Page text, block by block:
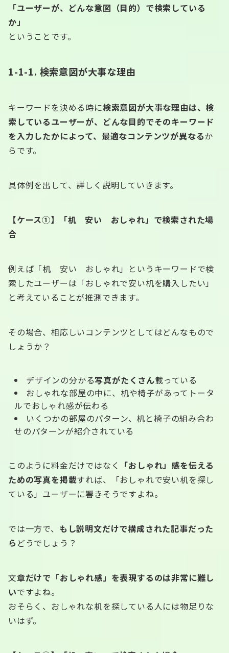
「ユーザーが、どんな意図（目的）で検索している
か」
ということです。
1-1-1. 検索意図が大事な理由
キーワードを決める時に検索意図が大事な理由は、検
索しているユーザーが、どんな目的でそのキーワード
を入力したかによって、最適なコンテンツが異なるか
らです。
具体例を出して、詳しく説明していきます。
【ケース①】「机 安い おしゃれ」で検索された場
合
例えば「机 安い おしゃれ」というキーワードで検
索したユーザーは「おしゃれで安い机を購入したい」
と考えていることが推測できます。
その場合、相応しいコンテンツとしてはどんなもので
しょうか？
デザインの分かる写真がたくさん載っている
おしゃれな部屋の中に、机や椅子があってトータ
ルでおしゃれ感が伝わる
いくつかの部屋のパターン、机と椅子の組み合わ
せのパターンが紹介されている
このように料金だけではなく
「おしゃれ」感を伝える
ための写真を掲載すれば、「おしゃれで安い机を探し
ている」ユーザーに響きそうですよね。
では一方で、 もし説明文だけで構成された記事だった
ら どうでしょう？
文章だけで「おしゃれ感」を表現するのは非常に難し
いですよね。
おそらく、おしゃれな机を探している人には物足りな
いはず。